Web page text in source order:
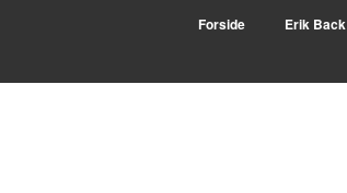
Forside Erik Back